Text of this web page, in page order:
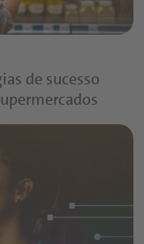
de sucesso